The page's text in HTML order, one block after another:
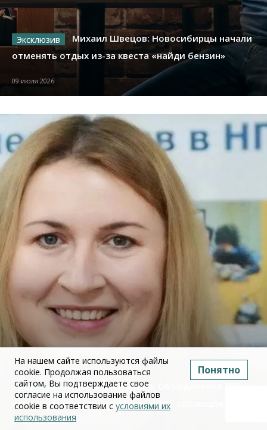
Михаил Швецов: Новосибирцы начали
отменять отдых из-за квеста «найди бензин»
09 июля 2026
Юлия Дружинина: Объединение ЕГЭ по
истории и обществознанию — это эволюция, а не
революция
На нашем сайте используются файлы
cookie. Продолжая пользоваться
сайтом, Вы подтверждаете свое
согласие на использование файлов
cookie в соответствии с условиями их
использования
Понятно